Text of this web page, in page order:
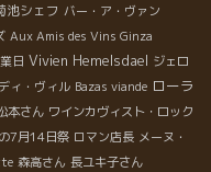
池シェフ バー・ア・ヴァン
Aux Amis des Vins Ginza
日 Vivien Hemelsdael ジェロ
ィ・ヴィル Bazas viande ローラ
本さん ワインカヴィスト・ロック
7月14日祭 ロマン店長 メーヌ・
森高さん 長ユキ子さん